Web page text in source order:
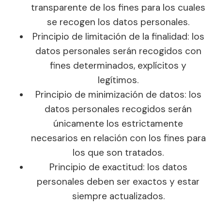
transparente de los fines para los cuales
se recogen los datos personales.
Principio de limitación de la finalidad: los
datos personales serán recogidos con
fines determinados, explícitos y
legítimos.
Principio de minimización de datos: los
datos personales recogidos serán
únicamente los estrictamente
necesarios en relación con los fines para
los que son tratados.
Principio de exactitud: los datos
personales deben ser exactos y estar
siempre actualizados.